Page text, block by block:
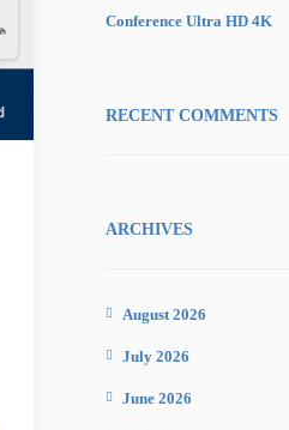
Conference Ultra HD 4K
RECENT COMMENTS
ARCHIVES
August 2026
July 2026
June 2026